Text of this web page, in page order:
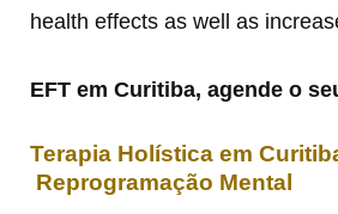
health effects as well as
EFT em Curitiba, agende o
Terapia Holística em
Reprogramação Mental